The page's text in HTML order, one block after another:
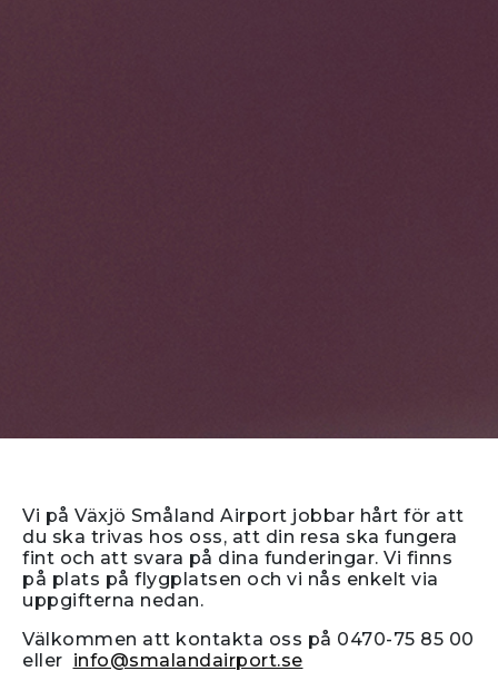
Vi på Växjö Småland Airport jobbar hårt för att
du ska trivas hos oss, att din resa ska fungera
fint och att svara på dina funderingar. Vi finns
på plats på flygplatsen och vi nås enkelt via
uppgifterna nedan.
Välkommen att kontakta oss på 0470-75 85 00
eller info@smalandairport.se